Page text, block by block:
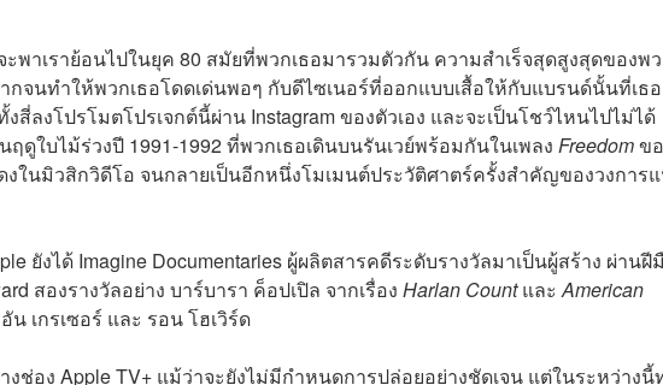
ะพาเราย้อนไปในยุค 80 สมัยที่พวกเธอมารวมตัวกัน ความสำเร็จสุดสูงสุดของพ
กจนทำให้พวกเธอโดดเด่นพอๆ กับดีไซเนอร์ที่ออกแบบเสื้อให้กับแบรนด์นั้นที่เธ
ลงโปรโมตโปรเจกต์นี้ผ่าน Instagram ของตัวเอง และจะเป็นโชว์ไหนไปไม่ได้
ดูใบไม้ร่วงปี 1991-1992 ที่พวกเธอเดินบนรันเวย์พร้อมกันในเพลง Freedomข
งในมิวสิกวิดีโอ จนกลายเป็นอีกหนึ่งโมเมนต์ประวัติศาตร์ครั้งสำคัญของวงการ
ยังได้ Imagine Documentaries ผู้ผลิตสารคดีระดับรางวัลมาเป็นผู้สร้าง ผ่านฝี
สองรางวัลอย่าง บาร์บารา ค็อปเปิล จากเรื่อง Harlan Countและ American
น เกรเซอร์ และ รอน โฮเวิร์ด
ช่อง Apple TV+ แม้ว่าจะยังไม่มีกำหนดการปล่อยอย่างชัดเจน แต่ในระหว่างนี้